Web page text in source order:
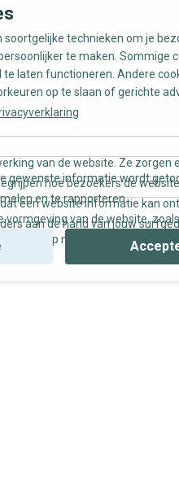
soortgelijke technieken om je
te maken. Sommige
laten functioneren. Andere
op te slaan of gerichte
van de website. Ze zorgen
gewenste informatie wordt
hoe bezoekers de
en te rapporteren.
een website informatie kan
vormgeving van de website,
aan de hand van jouw
en op maat gemaakte